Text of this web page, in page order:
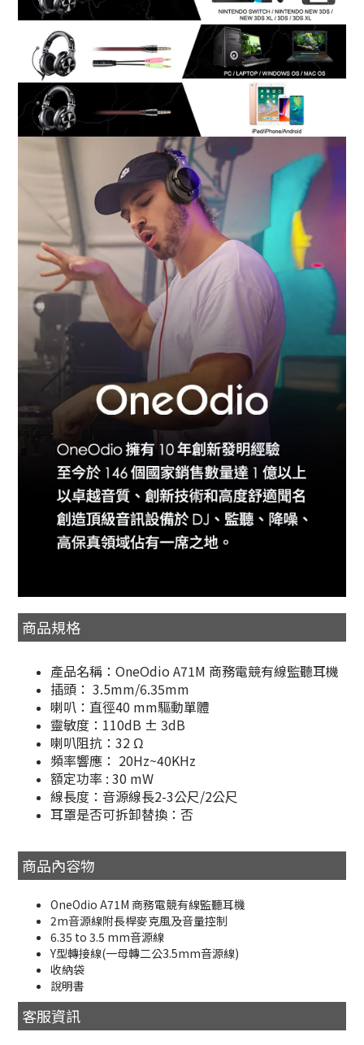
商品規格
產品名稱：OneOdio A71M 商務電競有線監聽耳機
插頭： 3.5mm/6.35mm
喇叭：直徑40 mm驅動單體
靈敏度：110dB ± 3dB
喇叭阻抗：32 Ω
頻率響應： 20Hz~40KHz
額定功率 : 30 mW
線長度：音源線長2-3公尺/2公尺
耳罩是否可拆卸替換：否
商品內容物
OneOdio A71M 商務電競有線監聽耳機
2m音源線附長桿麥克風及音量控制
6.35 to 3.5 mm音源線
Y型轉接線(一母轉二公3.5mm音源線)
收納袋
說明書
客服資訊